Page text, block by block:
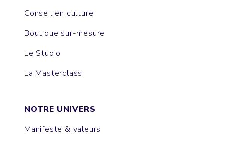
Conseil en culture
Boutique sur-mesure
Le Studio
La Masterclass
NOTRE UNIVERS
Manifeste & valeurs